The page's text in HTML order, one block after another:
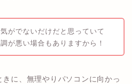
がでないだけだと思っていて
が悪い場合もありますから！
きに、無理やりパソコンに向かっ